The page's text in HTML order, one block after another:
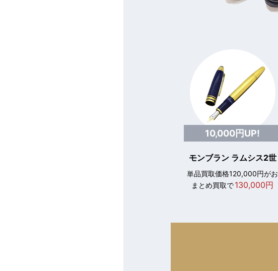
10,000円UP!
モンブラン ラムシス2世
単品買取価格120,000円がお
まとめ買取で130,000円